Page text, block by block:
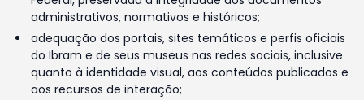
administrativos, normativos e históricos;
adequação dos portais, sites temáticos e perfis oficiais
do Ibram e de seus museus nas redes sociais, inclusive
quanto à identidade visual, aos conteúdos publicados e
aos recursos de interação;